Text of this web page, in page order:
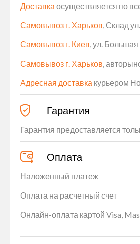
Доставка осуществляется по
Самовывоз г. Харьков , Склад
Самовывоз г. Киев , ул.
Самовывоз г. Харьков ,
Адресная доставка курьером
Гарантия
Гарантия предоставляется
Оплата
Наложенный платеж
Оплата на расчетный счет
Онлайн-оплата картой Visa,